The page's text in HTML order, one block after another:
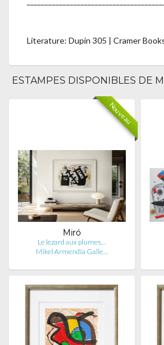
Literature: Dupin 305 | Cramer
ESTAMPES DISPONIBLES DE
Nouveau
Miró
Le lezard aux plumes…
Mikel Armendia Galle…